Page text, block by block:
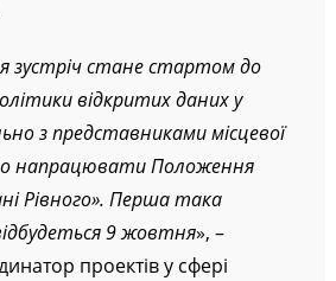
зустріч стане стартом до
відкритих даних у
з представниками місцевої
напрацювати Положення
Рівного». Перша така
9 жовтня», –
проектів у сфері